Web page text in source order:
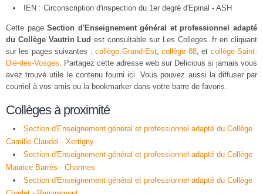
IEN : Circonscription d'inspection du 1er degré d'Epinal - ASH
Cette pageSection d'Enseignement général et professionnel adapté
du Collège Vautrin Lud est consultable sur Les Colleges .fr en cliquant
sur les pages suivantes :collège Grand-Est,collège 88, et collège Saint-
Dié-des-Vosges. Partagez cette adresse web sur Delicious si jamais vous
avez trouvé utile le contenu fourni ici. Vous pouvez aussi la diffuser par
courriel à vos amis ou la bookmarker dans votre barre de favoris.
Collèges à proximité
Section d'Enseignement général et professionnel adapté du Collège
Camille Claudel - Xertigny
Section d'Enseignement général et professionnel adapté du Collège
Maurice Barrès - Charmes
Section d'Enseignement général et professionnel adapté du Collège